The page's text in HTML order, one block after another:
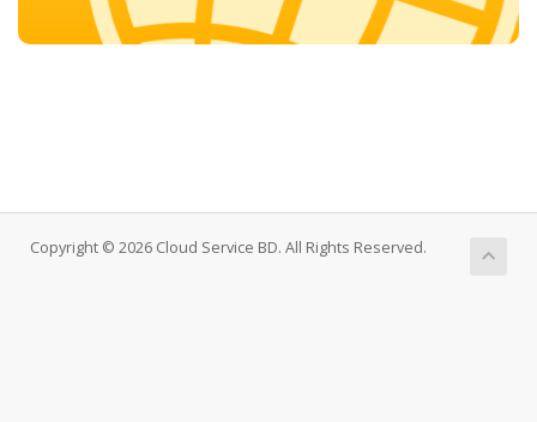
Copyright © 2026 Cloud Service BD. All Rights Reserved.